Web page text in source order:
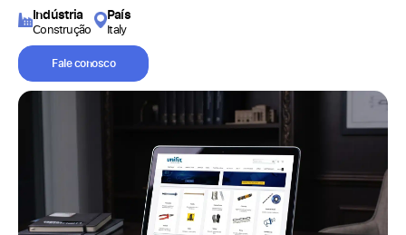
Indústria
Construção
País
Italy
Fale conosco